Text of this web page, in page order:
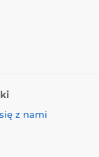
z nami